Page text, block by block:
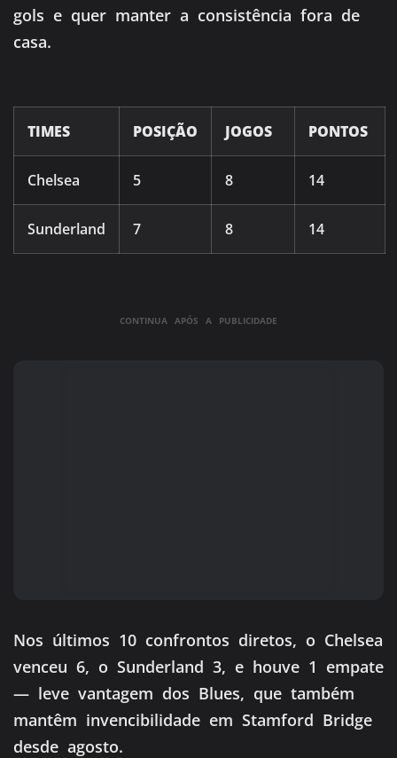
gols e quer manter a consistência fora de
casa.
TIMES POSIÇÃO JOGOS PONTOS
Chelsea 5 8 14
Sunderland 7 8 14
CONTINUA APÓS A PUBLICIDADE
Nos últimos 10 confrontos diretos, o Chelsea
venceu 6, o Sunderland 3, e houve 1 empate
— leve vantagem dos Blues, que também
mantêm invencibilidade em Stamford Bridge
desde agosto.